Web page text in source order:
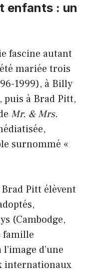
enfants : un
fascine autant
mariée trois
1999), à Billy
puis à Brad Pitt,
Mr. & Mrs.
surnommé «
Pitt élèvent
(Cambodge,
famille
d’une
internationaux